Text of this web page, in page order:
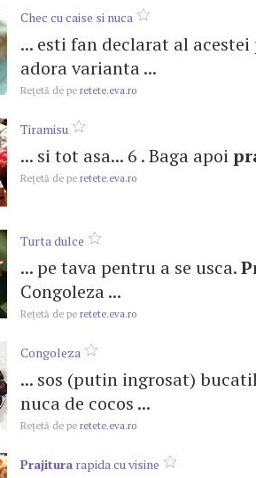
Chec cu caise si nuca
... esti fan declarat al acestei
adora varianta ...
Reţetă de pe retete.eva.ro
Tiramisu
... si tot asa... 6 . Baga apoi
Reţetă de pe retete.eva.ro
Turta dulce
... pe tava pentru a se usca.
Congoleza ...
Reţetă de pe retete.eva.ro
Congoleza
... sos (putin ingrosat)
nuca de cocos ...
Reţetă de pe retete.eva.ro
Prajitura rapida cu visine